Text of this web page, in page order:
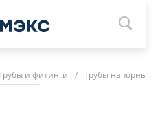
и фитинги / Трубы напорные